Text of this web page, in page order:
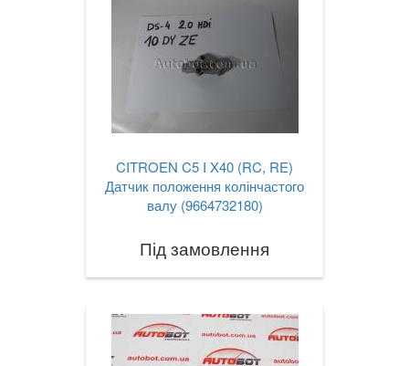
CITROEN C5 I X40 (RC, RE)
Датчик положення колінчастого
валу (9664732180)
Під замовлення